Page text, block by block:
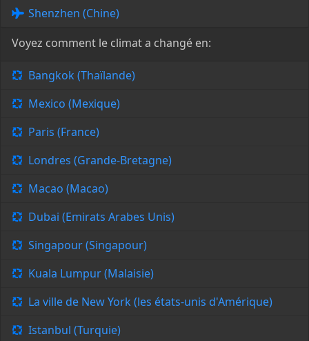
Shenzhen (Chine)
Voyez comment le climat a changé en:
Bangkok (Thaïlande)
Mexico (Mexique)
Paris (France)
Londres (Grande-Bretagne)
Macao (Macao)
Dubai (Emirats Arabes Unis)
Singapour (Singapour)
Kuala Lumpur (Malaisie)
La ville de New York (les états-unis d'Amérique)
Istanbul (Turquie)